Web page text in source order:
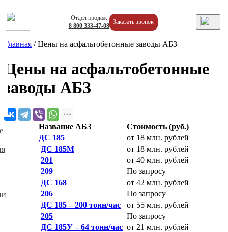
Заказать звонок
Отдел продаж
8 800333-47-08
Главная /Цены на асфальтобетонные заводы АБЗ
Цены на асфальтобетонные
заводы АБЗ
Название АБЗ
Стоимость (руб.)
ДС 185
от 18 млн. рублей
ДС 185М
от 18 млн. рублей
201
от 40 млн. рублей
209
По запросу
ДС 168
от 42 млн. рублей
206
По запросу
ДС 185 – 200 тонн/час
от 55 млн. рублей
205
По запросу
ДС 185У – 64 тонн/час от 21 млн. рублей